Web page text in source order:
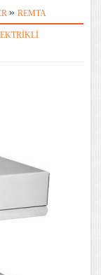
» REMTA